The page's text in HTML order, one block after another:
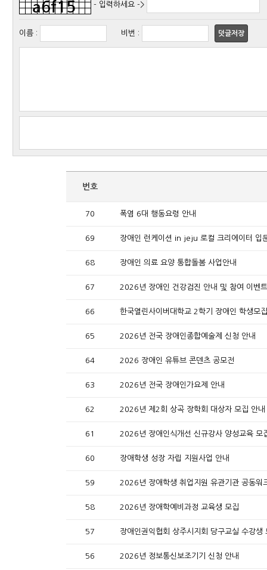
- 입력하세요 ->
이름 : 비번 : 덧글저장
번호
70 폭염 6대 행동요령 안내
69 장애인 런케이션 in jeju 로컬 크리에이터 입
68 장애인 의료 요양 통합돌봄 사업안내
67 2026년 장애인 건강검진 안내 및 참여 이벤트
66 한국열린사이버대학교 2학기 장애인 학생모
65 2026년 전국 장애인종합예술제 신청 안내
64 2026 장애인 유튜브 콘덴츠 공모전
63 2026년 전국 장애인가요제 안내
62 2026년 제2회 상곡 장학회 대상자 모집 안내
61 2026년 장애인식개선 신규강사 양성교육 모
60 장애학생 성장 자립 지원사업 안내
59 2026년 장애학생 취업지원 유관기관 공동워
58 2026년 장애학예비과정 교육생 모집
57 장애인권익협회 상주시지회 당구교실 수강생
56 2026년 정보통신보조기기 신청 안내